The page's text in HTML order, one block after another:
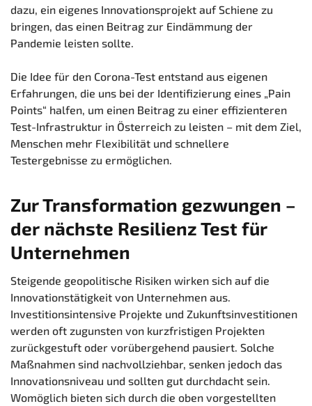
dazu, ein eigenes Innovationsprojekt auf Schiene zu
bringen, das einen Beitrag zur Eindämmung der
Pandemie leisten sollte.
Die Idee für den Corona-Test entstand aus eigenen
Erfahrungen, die uns bei der Identifizierung eines „Pain
Points“ halfen, um einen Beitrag zu einer effizienteren
Test-Infrastruktur in Österreich zu leisten – mit dem Ziel,
Menschen mehr Flexibilität und schnellere
Testergebnisse zu ermöglichen.
Zur Transformation gezwungen –
der nächste Resilienz Test für
Unternehmen
Steigende geopolitische Risiken wirken sich auf die
Innovationstätigkeit von Unternehmen aus.
Investitionsintensive Projekte und Zukunftsinvestitionen
werden oft zugunsten von kurzfristigen Projekten
zurückgestuft oder vorübergehend pausiert. Solche
Maßnahmen sind nachvollziehbar, senken jedoch das
Innovationsniveau und sollten gut durchdacht sein.
Womöglich bieten sich durch die oben vorgestellten